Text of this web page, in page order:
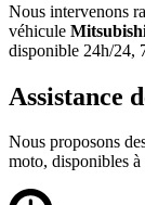
Nous intervenons
véhicule
disponible 24h/24,
Assistance
Nous proposons
moto, disponibles